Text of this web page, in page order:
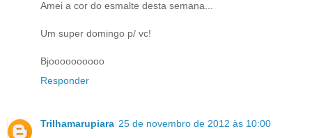
Amei a cor do esmalte desta semana...
Um super domingo p/ vc!
Bjoooooooooo
Responder
Trilhamarupiara 25 de novembro de 2012 às 10:00